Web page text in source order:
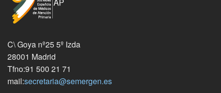
C\ Goya nº25 5º Izda
28001 Madrid
Tfno:91 500 21 71
mail:secretaria@semergen.es